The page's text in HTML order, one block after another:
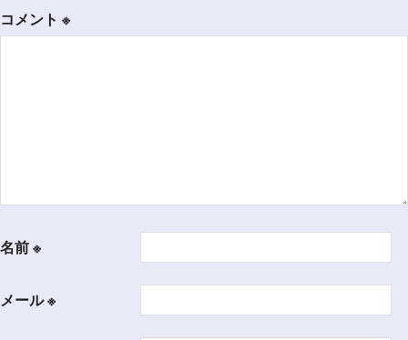
ョ
コメント ※
名前※
メール※